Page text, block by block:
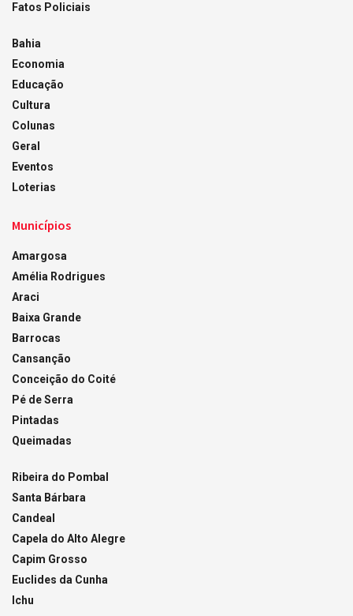
Fatos Policiais
Bahia
Economia
Educação
Cultura
Colunas
Geral
Eventos
Loterias
Municípios
Amargosa
Amélia Rodrigues
Araci
Baixa Grande
Barrocas
Cansanção
Conceição do Coité
Pé de Serra
Pintadas
Queimadas
Ribeira do Pombal
Santa Bárbara
Candeal
Capela do Alto Alegre
Capim Grosso
Euclides da Cunha
Ichu